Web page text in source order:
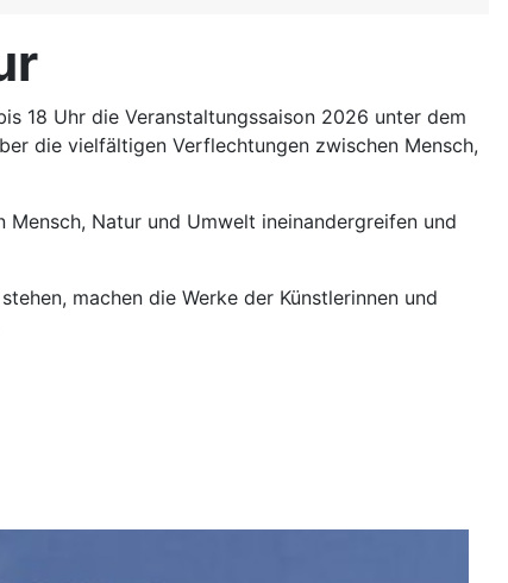
18 Uhr die Veranstaltungssaison 2026 unter dem
die vielfältigen Verflechtungen zwischen Mensch,
Natur und Umwelt ineinandergreifen und
machen die Werke der Künstlerinnen und